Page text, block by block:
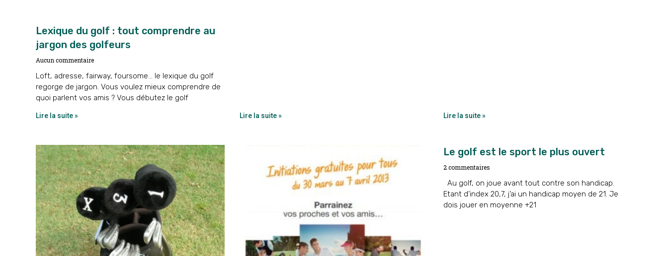
Lexique du golf : tout comprendre au
jargon des golfeurs
Aucun commentaire
Loft, adresse, fairway, foursome… le lexique du golf
regorge de jargon. Vous voulez mieux comprendre de
quoi parlent vos amis ? Vous débutez le golf
Lire la suite » Lire la suite » Lire la suite »
Le golf est le sport le plus ouvert
2 commentaires
Au golf, on joue avant tout contre son handicap.
Etant d’index 20,7, j’ai un handicap moyen de 21. Je
dois jouer en moyenne +21